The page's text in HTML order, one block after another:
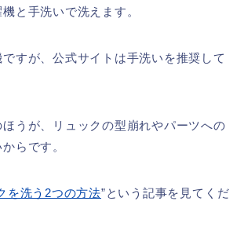
と手洗いで洗えます。
すが、公式サイトは手洗いを推奨して
うが、リュックの型崩れやパーツへの
らです。
を洗う2つの方法”という記事を見てくだ